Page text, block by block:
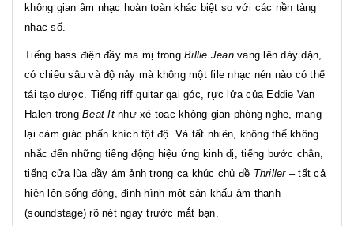
không gian âm nhạc hoàn toàn khác biệt so với các nền tảng
nhạc số.
Tiếng bass điện đầy ma mị trong Billie Jeanvang lên dày dặn,
có chiều sâu và độ nảy mà không một file nhạc nén nào có thể
tái tạo được. Tiếng riff guitar gai góc, rực lửa của Eddie Van
Halen trong Beat Itnhư xé toạc không gian phòng nghe, mang
lại cảm giác phấn khích tột độ. Và tất nhiên, không thể không
nhắc đến những tiếng động hiệu ứng kinh dị, tiếng bước chân,
tiếng cửa lùa đầy ám ảnh trong ca khúc chủ đề Thriller– tất cả
hiện lên sống động, định hình một sân khấu âm thanh
(soundstage) rõ nét ngay trước mắt bạn.